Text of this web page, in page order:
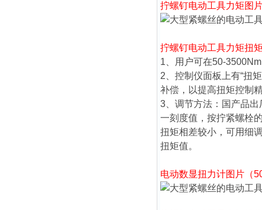
拧螺钉电动工具力矩图
拧螺钉电动工具力矩扭
1、用户可在50-
2、控制仪面板上有“扭
补偿，以提高扭矩控制
3、调节方法：国产品
一刻度值，按拧紧螺栓
扭矩相差较小，可用细
扭矩值。
电动数显扭力计图片（